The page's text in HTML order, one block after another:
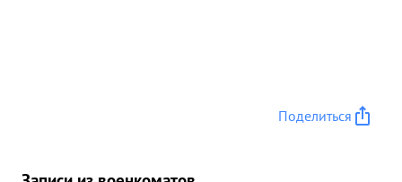
Поделиться